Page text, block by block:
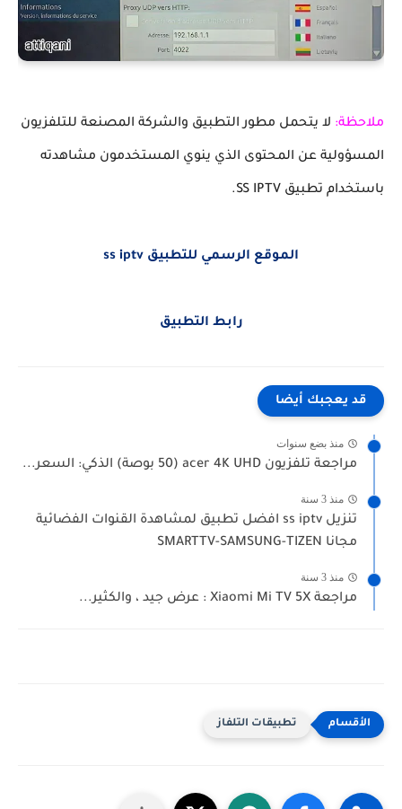
ملاحظة: لا يتحمل مطور التطبيق والشركة المصنعة للتلفزيون
المسؤولية عن المحتوى الذي ينوي المستخدمون مشاهدته
باستخدام تطبيق SS IPTV.
الموقع الرسمي للتطبيق ss iptv
رابط التطبيق
قد يعجبك أيضا
منذ بضع سنوات
مراجعة تلفزيون acer 4K UHD (50 بوصة) الذكي: السعر...
منذ 3 سنة
تنزيل ss iptv افضل تطبيق لمشاهدة القنوات الفضائية
مجانا SMARTTV-SAMSUNG-TIZEN
منذ 3 سنة
مراجعة Xiaomi Mi TV 5X : عرض جيد ، والكثير...
تطبيقات التلفاز